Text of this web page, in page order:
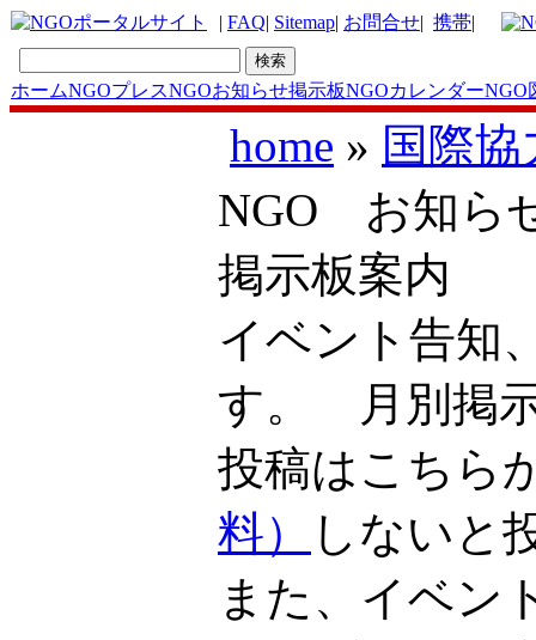
| FAQ| Sitemap| お問合せ| 携帯|
ホームNGOプレスNGOお知らせ掲示板NGOカレンダーNGO
home » 国際
NGO お知ら
掲示板案内
イベント告知
す。 月別掲
投稿はこち
料）
しないと
また、イベン